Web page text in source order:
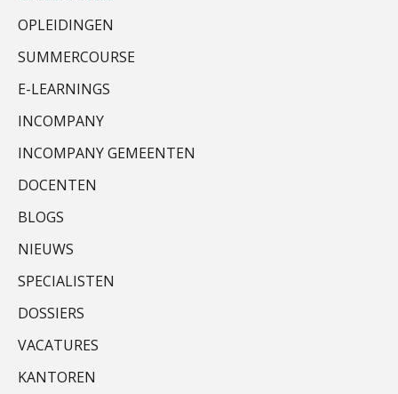
OPLEIDINGEN
SUMMERCOURSE
E-LEARNINGS
INCOMPANY
INCOMPANY GEMEENTEN
DOCENTEN
BLOGS
NIEUWS
SPECIALISTEN
DOSSIERS
VACATURES
KANTOREN